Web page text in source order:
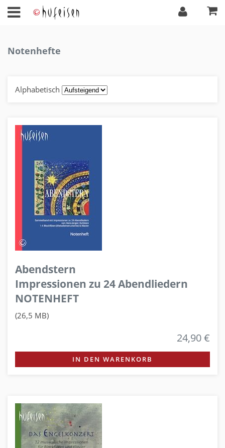
Notenhefte
Alphabetisch
Abendstern
Impressionen zu 24 Abendliedern
NOTENHEFT
(26,5 MB)
24,90 €
IN DEN WARENKORB